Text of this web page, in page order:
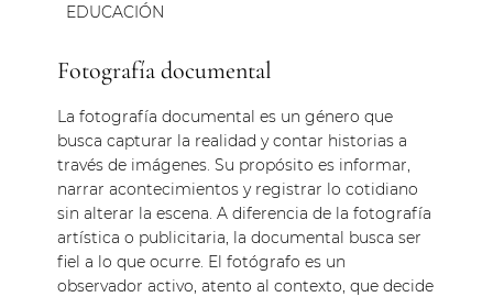
Fotografía documental
La fotografía documental es un género que
busca capturar la realidad y contar historias a
través de imágenes. Su propósito es informar,
narrar acontecimientos y registrar lo cotidiano
sin alterar la escena. A diferencia de la fotografía
artística o publicitaria, la documental busca ser
fiel a lo que ocurre. El fotógrafo es un
observador activo, atento al contexto, que decide
EDUCACIÓN